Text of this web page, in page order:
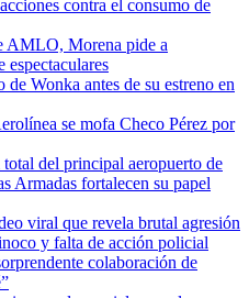
contra el consumo de
AMLO, Morena pide a
espectaculares
de Wonka antes de su estreno en
se mofa Checo Pérez por
del principal aeropuerto de
Armadas fortalecen su papel
viral que revela brutal agresión
y falta de acción policial
colaboración de